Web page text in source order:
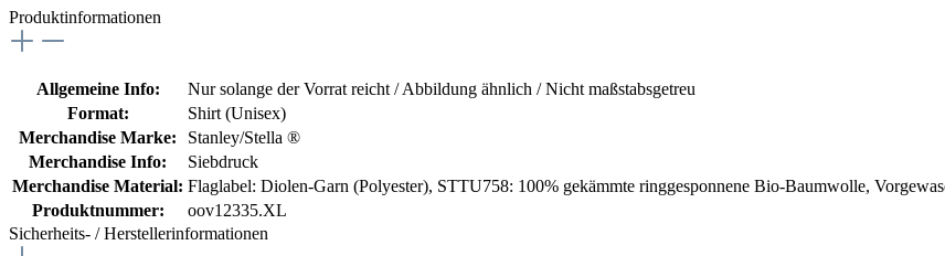
Produktinformationen
Allgemeine Info:
Nur solange der Vorrat reicht / Abbildung ähnlich / Nicht maßstabsgetreu
Format:
Shirt (Unisex)
Merchandise Marke:
Stanley/Stella ®
Merchandise Info:
Siebdruck
Merchandise Material: Flaglabel: Diolen-Garn (Polyester), STTU758: 100% gekämmte ringgesponnene Bio-Baumwolle,
Produktnummer:
oov12335.XL
Sicherheits- / Herstellerinformationen